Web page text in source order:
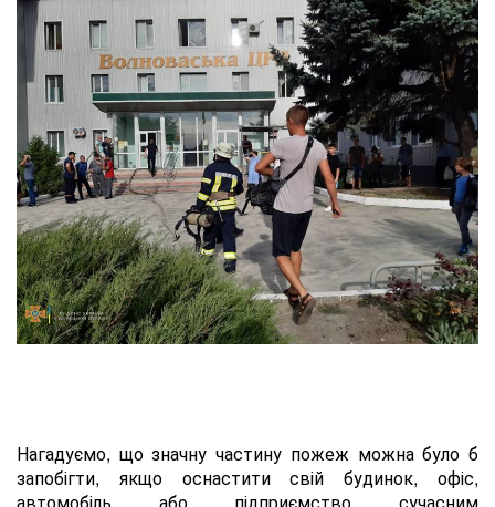
Нагадуємо, що значну частину пожеж можна було б
запобігти, якщо оснастити свій будинок, офіс,
автомобіль або підприємство сучасним